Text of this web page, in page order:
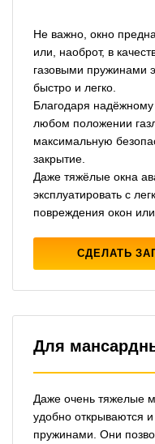
Не важно, окно
или, наоброт, в
газовыми пружинами
быстро и легко.
Благодаря
любом положении
максимальную
закрытие.
Даже тяжёлые окна
эксплуатировать с
повреждения окон
СДЕЛАТЬ
Для
Даже очень тяжелые
удобно открываются
пружинами. Они